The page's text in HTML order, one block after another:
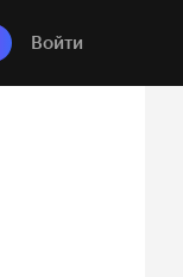
Войти